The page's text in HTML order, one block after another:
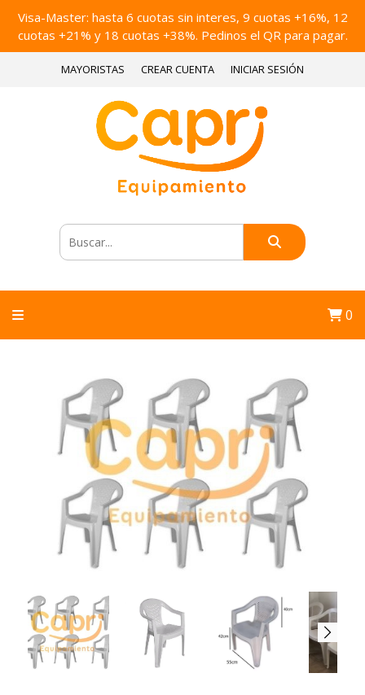
Visa-Master: hasta 6 cuotas sin interes, 9 cuotas +16%, 12
cuotas +21% y 18 cuotas +38%. Pedinos el QR para pagar.
MAYORISTAS CREAR CUENTA INICIAR SESIÓN
0